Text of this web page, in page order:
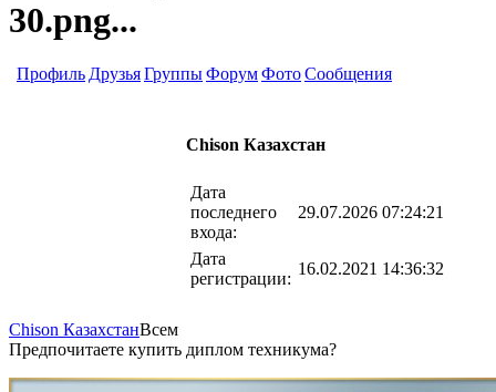
30.png...
ПрофильДрузьяГруппыФорумФотоСообщения
Chison Казахстан
Дата
последнего
входа:
29.07.2026 07:24:21
Дата
регистрации:
16.02.2021 14:36:32
Chison КазахстанВсем
Предпочитаете купить диплом техникума?